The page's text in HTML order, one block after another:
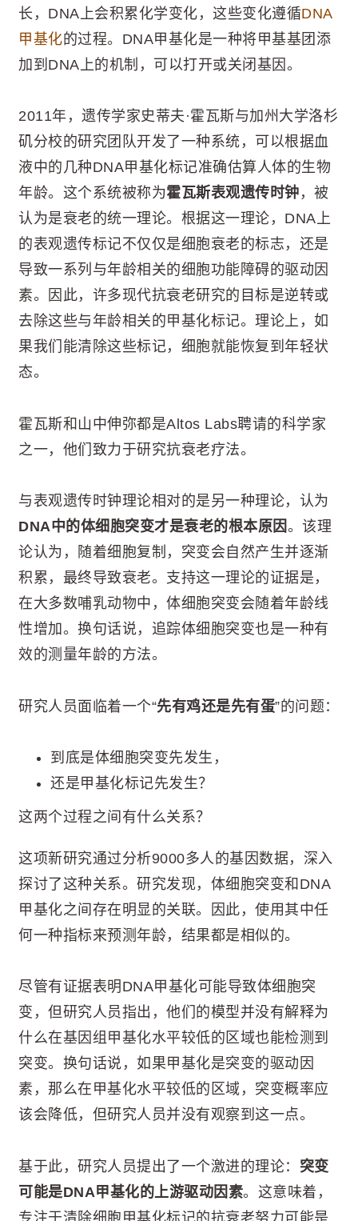
长，DNA上会积累化学变化，这些变化遵循DNA
甲基化的过程。DNA甲基化是一种将甲基基团添
加到DNA上的机制，可以打开或关闭基因。
2011年，遗传学家史蒂夫·霍瓦斯与加州大学洛杉
矶分校的研究团队开发了一种系统，可以根据血
液中的几种DNA甲基化标记准确估算人体的生物
年龄。这个系统被称为霍瓦斯表观遗传时钟 ，被
认为是衰老的统一理论。根据这一理论，DNA上
的表观遗传标记不仅仅是细胞衰老的标志，还是
导致一系列与年龄相关的细胞功能障碍的驱动因
素。因此，许多现代抗衰老研究的目标是逆转或
去除这些与年龄相关的甲基化标记。理论上，如
果我们能清除这些标记，细胞就能恢复到年轻状
态。
霍瓦斯和山中伸弥都是Altos Labs聘请的科学家
之一，他们致力于研究抗衰老疗法。
与表观遗传时钟理论相对的是另一种理论，认为
DNA中的体细胞突变才是衰老的根本原因。该理
论认为，随着细胞复制，突变会自然产生并逐渐
积累，最终导致衰老。支持这一理论的证据是，
在大多数哺乳动物中，体细胞突变会随着年龄线
性增加。换句话说，追踪体细胞突变也是一种有
效的测量年龄的方法。
研究人员面临着一个“先有鸡还是先有蛋”的问题：
到底是体细胞突变先发生，
还是甲基化标记先发生？
这两个过程之间有什么关系？
这项新研究通过分析9000多人的基因数据，深入
探讨了这种关系。研究发现，体细胞突变和DNA
甲基化之间存在明显的关联。因此，使用其中任
何一种指标来预测年龄，结果都是相似的。
尽管有证据表明DNA甲基化可能导致体细胞突
变，但研究人员指出，他们的模型并没有解释为
什么在基因组甲基化水平较低的区域也能检测到
突变。换句话说，如果甲基化是突变的驱动因
素，那么在甲基化水平较低的区域，突变概率应
该会降低，但研究人员并没有观察到这一点。
基于此，研究人员提出了一个激进的理论： 突变
可能是DNA甲基化的上游驱动因素。这意味着，
专注于清除细胞甲基化标记的抗衰老努力可能是